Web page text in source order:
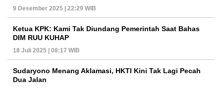
9 Desember 2025 | 22:29 WIB
Ketua KPK: Kami Tak Diundang Pemerintah Saat Bahas
DIM RUU KUHAP
18 Juli 2025 | 08:17 WIB
Sudaryono Menang Aklamasi, HKTI Kini Tak Lagi Pecah
Dua Jalan